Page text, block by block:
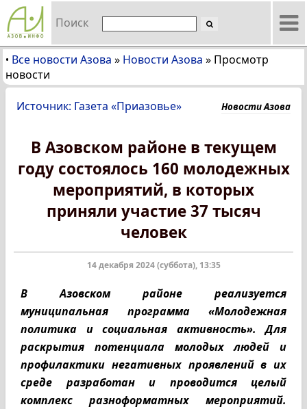
Поиск
• Все новости Азова » Новости Азова » Просмотр
новости
Источник: Газета «Приазовье» Новости Азова
В Азовском районе в текущем
году состоялось 160 молодежных
мероприятий, в которых
приняли участие 37 тысяч
человек
14 декабря 2024 (суббота), 13:35
В Азовском районе реализуется
муниципальная программа «Молодежная
политика и социальная активность». Для
раскрытия потенциала молодых людей и
профилактики негативных проявлений в их
среде разработан и проводится целый
комплекс разноформатных мероприятий.